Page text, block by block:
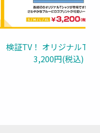
検証TV！ オリジナルTシ
3,200円(税込)